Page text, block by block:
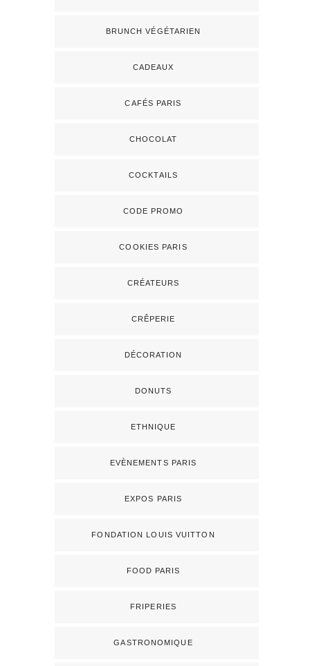
BRUNCH VÉGÉTARIEN
CADEAUX
CAFÉS PARIS
CHOCOLAT
COCKTAILS
CODE PROMO
COOKIES PARIS
CRÉATEURS
CRÊPERIE
DÉCORATION
DONUTS
ETHNIQUE
EVÈNEMENTS PARIS
EXPOS PARIS
FONDATION LOUIS VUITTON
FOOD PARIS
FRIPERIES
GASTRONOMIQUE